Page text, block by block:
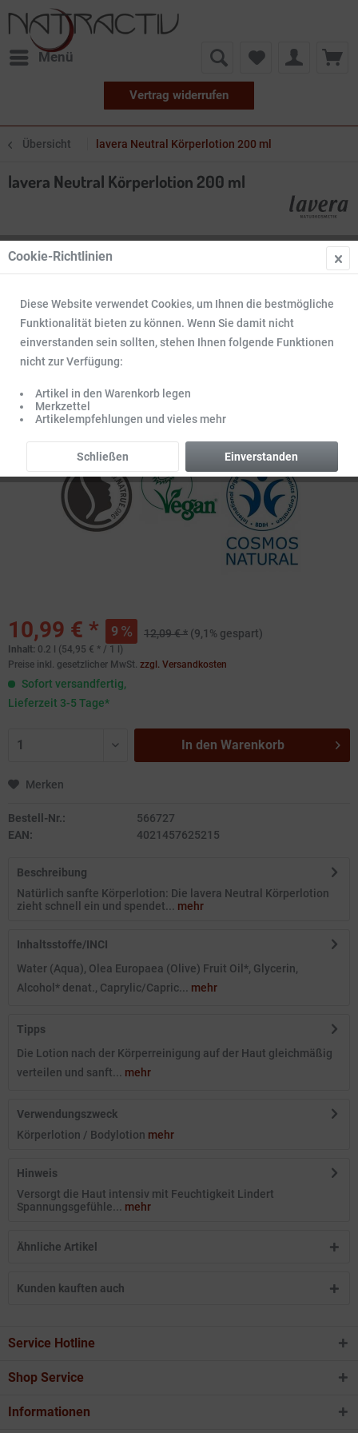
Menü
Vertrag widerrufen
Übersicht lavera Neutral Körperlotion 200 ml
lavera Neutral Körperlotion 200 ml
10,99 € * 9 12,09 € * (9,1% gespart)
Inhalt: 0.2 l (54,95 € * / 1 l)
Preise inkl. gesetzlicher MwSt. zzgl. Versandkosten
Sofort versandfertig,
Lieferzeit 3-5 Tage*
In den Warenkorb
Merken
Bestell-Nr.:
566727
EAN:
4021457625215
Beschreibung
Natürlich sanfte Körperlotion: Die lavera Neutral Körperlotion
zieht schnell ein und spendet... mehr
Inhaltsstoffe/INCI
Water (Aqua), Olea Europaea (Olive) Fruit Oil*, Glycerin,
Alcohol* denat., Caprylic/Capric... mehr
Tipps
Die Lotion nach der Körperreinigung auf der Haut gleichmäßig
verteilen und sanft... mehr
Verwendungszweck
Körperlotion / Bodylotion mehr
Hinweis
Versorgt die Haut intensiv mit Feuchtigkeit Lindert
Spannungsgefühle... mehr
Ähnliche Artikel
Kunden kauften auch
Service Hotline
Shop Service
Informationen
Cookie-Richtlinien
Diese Website verwendet Cookies, um Ihnen die bestmögliche
Funktionalität bieten zu können. Wenn Sie damit nicht
einverstanden sein sollten, stehen Ihnen folgende Funktionen
nicht zur Verfügung:
Artikel in den Warenkorb legen
Merkzettel
Artikelempfehlungen und vieles mehr
Einverstanden
Schließen